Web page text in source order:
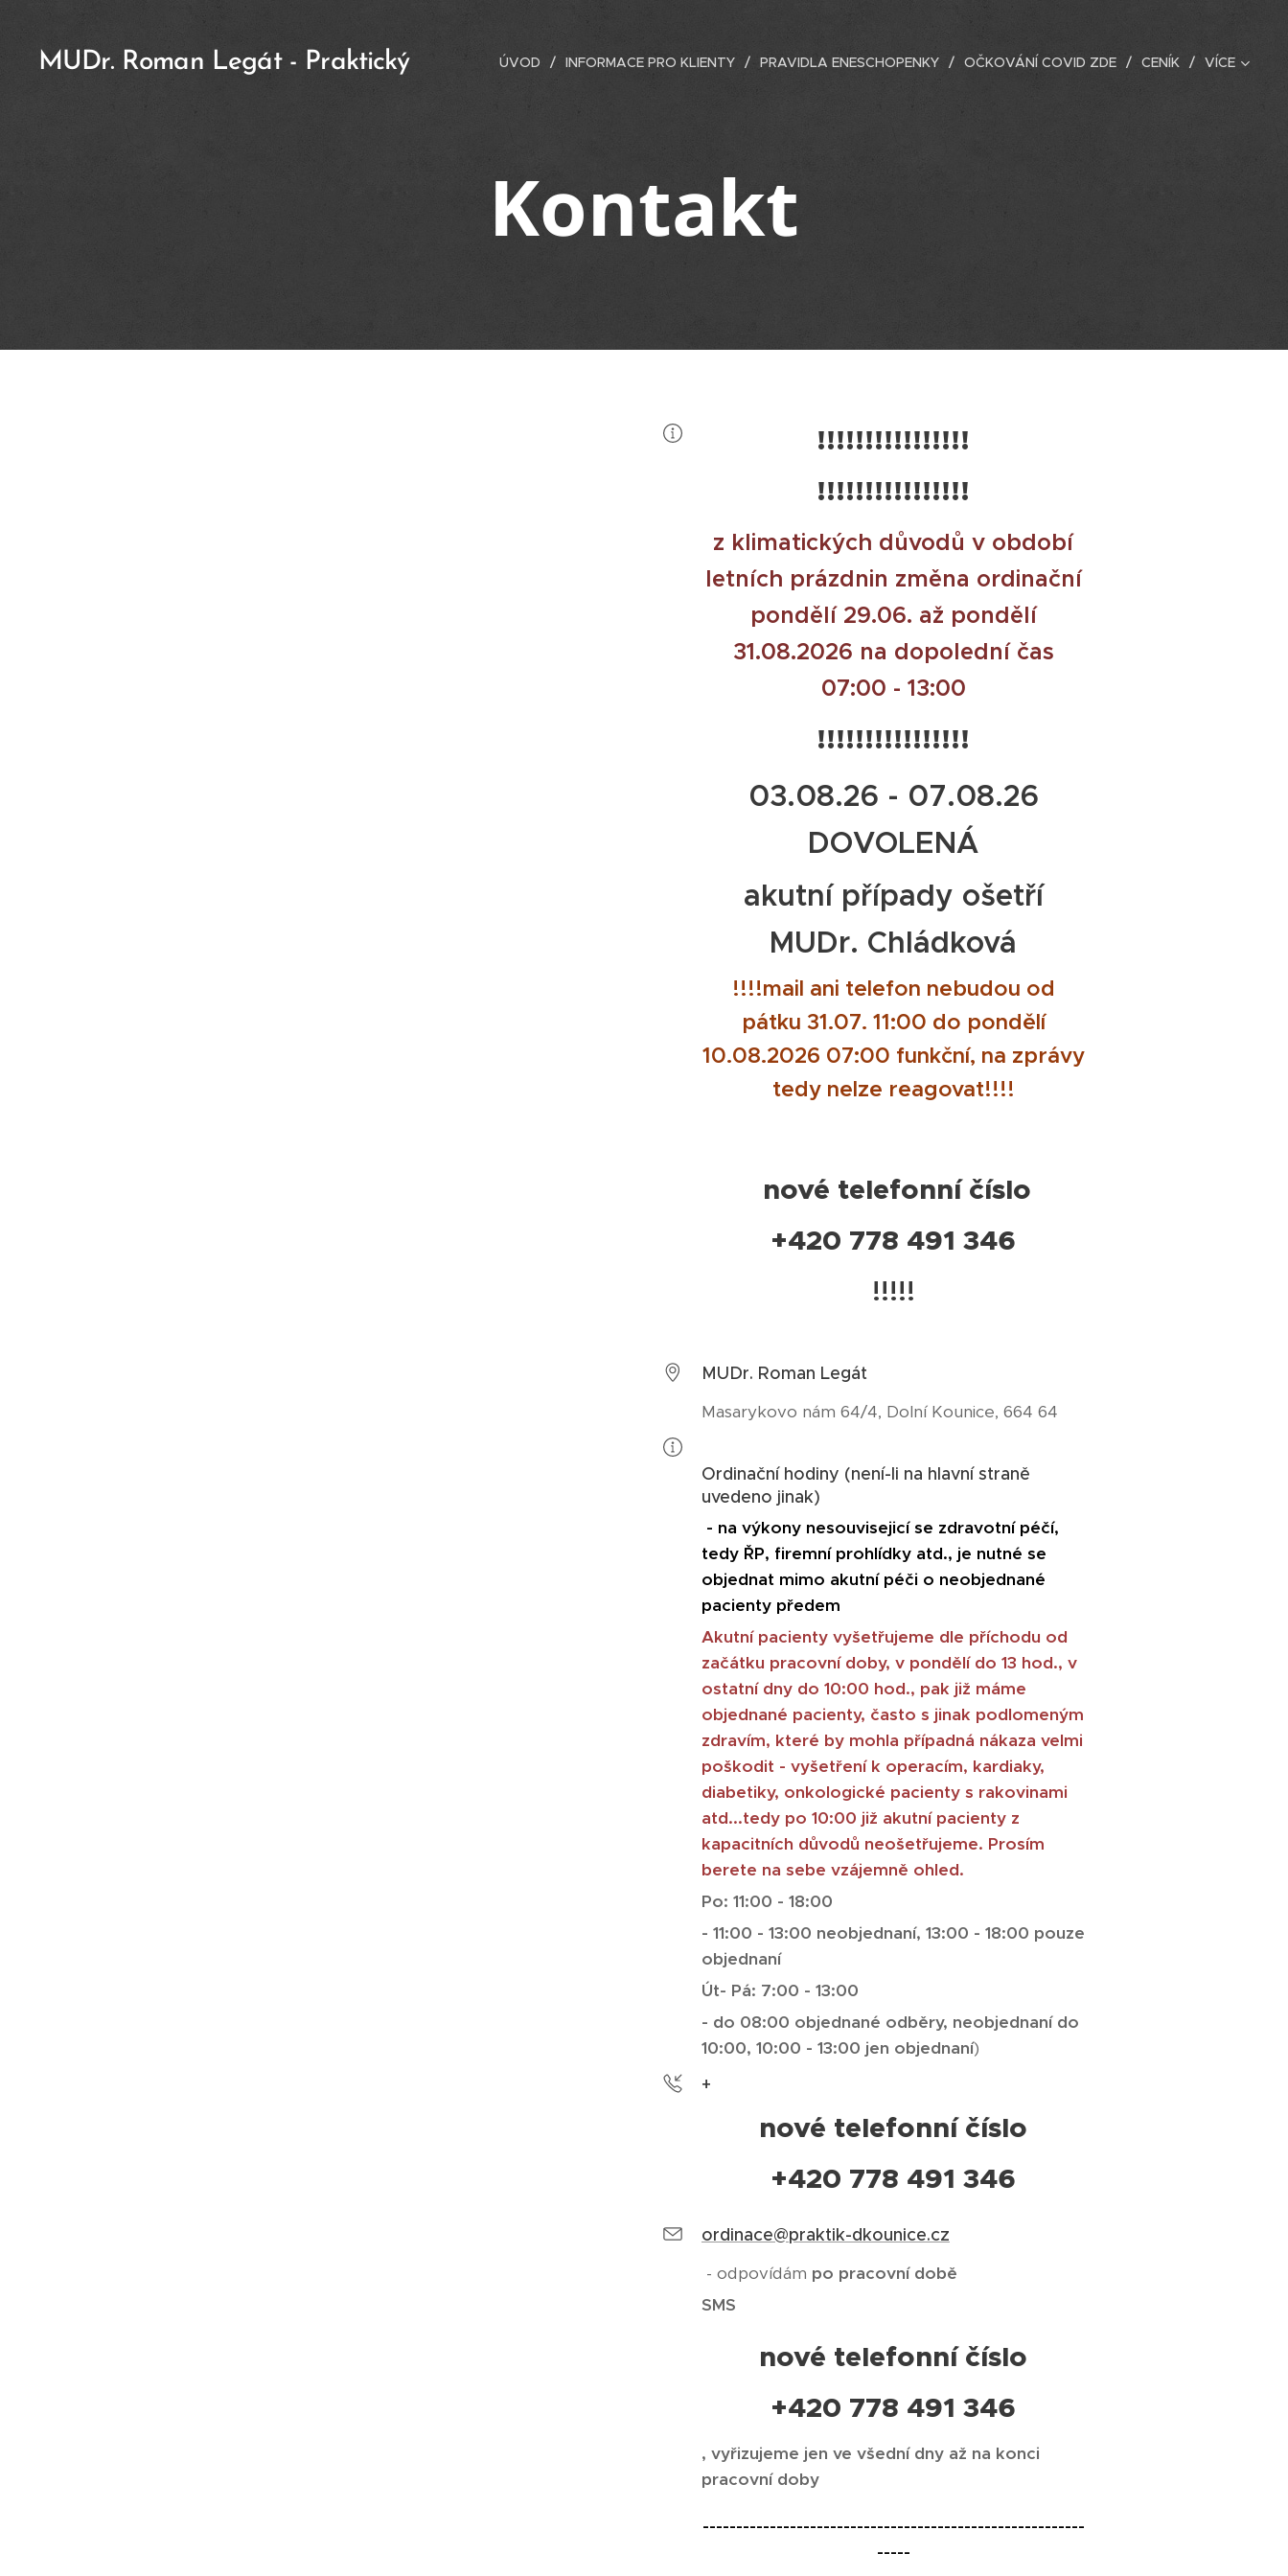
MUDr. Roman Legát - Praktický
ÚVOD INFORMACE PRO KLIENTY PRAVIDLA ENESCHOPENKY OČKOVÁNÍ COVID ZDE CENÍK VÍCE
Kontakt
!!!!!!!!!!!!!!!!
!!!!!!!!!!!!!!!!
z klimatických důvodů v období
letních prázdnin změna ordinační
pondělí 29.06. až pondělí
31.08.2026 na dopolední čas
07:00 - 13:00
!!!!!!!!!!!!!!!!
03.08.26 - 07.08.26
DOVOLENÁ
akutní případy ošetří
MUDr. Chládková
!!!!mail ani telefon nebudou od
pátku 31.07. 11:00 do pondělí
10.08.2026 07:00 funkční, na zprávy
tedy nelze reagovat!!!!
nové telefonní číslo
+420 778 491 346
!!!!!
MUDr. Roman Legát
Masarykovo nám 64/4, Dolní Kounice, 664 64
Ordinační hodiny (není-li na hlavní straně
uvedeno jinak)
- na výkony nesouvisejicí se zdravotní péčí,
tedy ŘP, firemní prohlídky atd., je nutné se
objednat mimo akutní péči o neobjednané
pacienty předem
Akutní pacienty vyšetřujeme dle příchodu od
začátku pracovní doby, v pondělí do 13 hod., v
ostatní dny do 10:00 hod., pak již máme
objednané pacienty, často s jinak podlomeným
zdravím, které by mohla případná nákaza velmi
poškodit - vyšetření k operacím, kardiaky,
diabetiky, onkologické pacienty s rakovinami
atd...tedy po 10:00 již akutní pacienty z
kapacitních důvodů neošetřujeme. Prosím
berete na sebe vzájemně ohled.
Po: 11:00 - 18:00
- 11:00 - 13:00 neobjednaní, 13:00 - 18:00 pouze
objednaní
Út- Pá: 7:00 - 13:00
- do 08:00 objednané odběry, neobjednaní do
10:00, 10:00 - 13:00 jen objednaní)
+
nové telefonní číslo
+420 778 491 346
ordinace@praktik-dkounice.cz
- odpovídám po pracovní době
SMS
nové telefonní číslo
+420 778 491 346
, vyřizujeme jen ve všední dny až na konci
pracovní doby
---------------------------------------------------------
-----